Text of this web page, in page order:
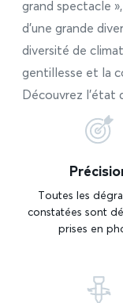
grand spectacle
d’une grande
diversité de
gentillesse et la
Découvrez l’état
Toutes les
constatées sont
prises en